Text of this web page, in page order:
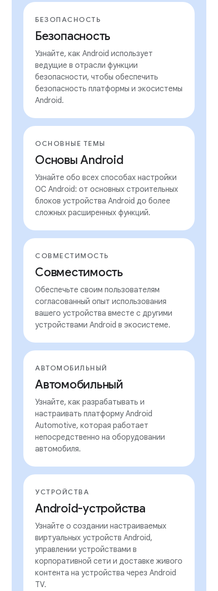
БЕЗОПАСНОСТЬ
Безопасность
Узнайте, как Android использует
ведущие в отрасли функции
безопасности, чтобы обеспечить
безопасность платформы и экосистемы
Android.
ОСНОВНЫЕ ТЕМЫ
Основы Android
Узнайте обо всех способах настройки
ОС Android: от основных строительных
блоков устройства Android до более
сложных расширенных функций.
СОВМЕСТИМОСТЬ
Совместимость
Обеспечьте своим пользователям
согласованный опыт использования
вашего устройства вместе с другими
устройствами Android в экосистеме.
АВТОМОБИЛЬНЫЙ
Автомобильный
Узнайте, как разрабатывать и
настраивать платформу Android
Automotive, которая работает
непосредственно на оборудовании
автомобиля.
УСТРОЙСТВА
Android-устройства
Узнайте о создании настраиваемых
виртуальных устройств Android,
управлении устройствами в
корпоративной сети и доставке живого
контента на устройства через Android
TV.